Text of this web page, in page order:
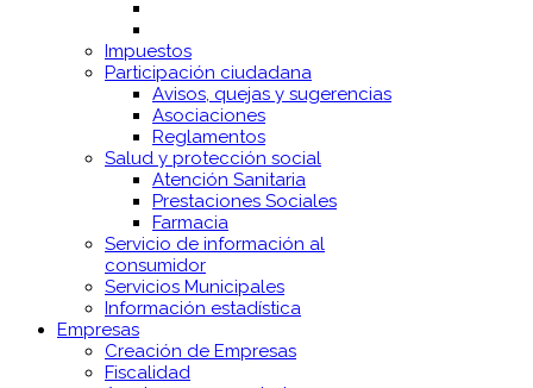
Impuestos
Participación ciudadana
Avisos, quejas y sugerencias
Asociaciones
Reglamentos
Salud y protección social
Atención Sanitaria
Prestaciones Sociales
Farmacia
Servicio de información al
consumidor
Servicios Municipales
Información estadística
Empresas
Creación de Empresas
Fiscalidad